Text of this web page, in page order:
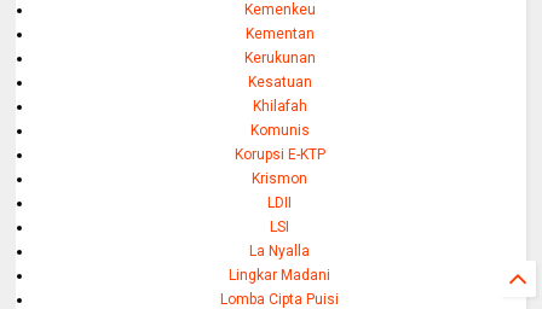
Kemenkeu
Kementan
Kerukunan
Kesatuan
Khilafah
Komunis
Korupsi E-KTP
Krismon
LDII
LSI
La Nyalla
Lingkar Madani
Lomba Cipta Puisi